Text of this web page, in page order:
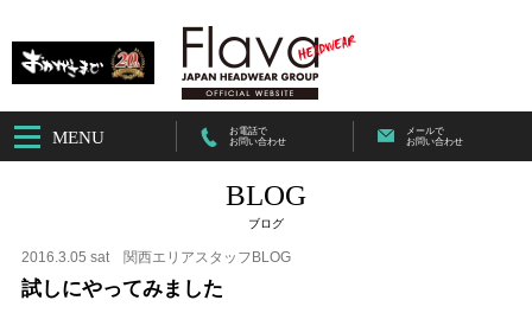
MENU
お電話で
お問い合わせ
メールで
お問い合わせ
BLOG
ブログ
2016.3.05 sat 関西エリアスタッフBLOG
試しにやってみました